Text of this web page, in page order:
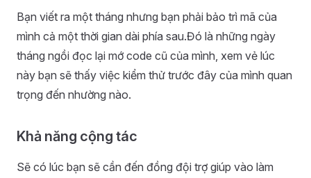
Bạn viết ra một tháng nhưng bạn phải bảo trì mã của
mình cả một thời gian dài phía sau.Đó là những ngày
tháng ngồi đọc lại mớ code cũ của mình, xem vẻ lúc
này bạn sẽ thấy việc kiểm thử trước đây của mình quan
trọng đến nhường nào.
Khả năng cộng tác
Sẽ có lúc bạn sẽ cần đến đồng đội trợ giúp vào làm